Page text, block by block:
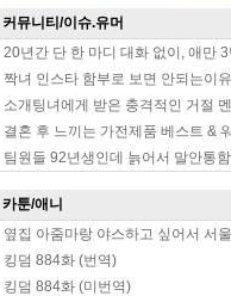
커뮤니티/이슈.유머
20년간 단 한 마디 대화 없이, 애만
짝녀 인스타 함부로 보면 안되는이유
소개팅녀에게 받은 충격적인 거절
결혼 후 느끼는 가전제품 베스트 &
팀원들 92년생인데 늙어서 말안통
카툰/애니
옆집 아줌마랑 야스하고 싶어서 서
킹덤 884화 (번역)
킹덤 884화 (미번역)